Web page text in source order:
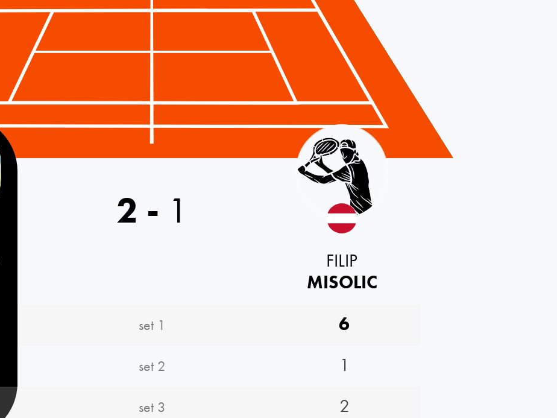
2 - 1
FILIP
MISOLIC
set 1
6
set 2
1
set 3 2